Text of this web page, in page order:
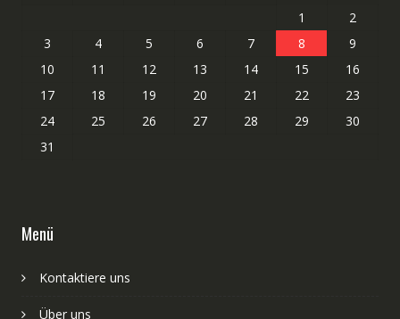
1
2
3
4 5 6 7 8
9
10
11 12 13 14 15
16
17
18 19 20 21 22
23
24
25 26 27 28 29
30
31
Menü
Kontaktiere uns
Über uns